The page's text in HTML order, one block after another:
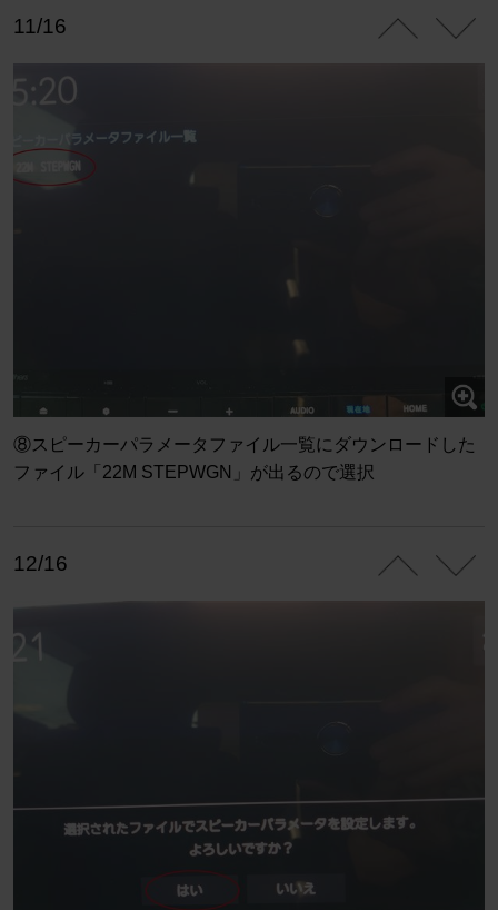
11/16
⑧スピーカーパラメータファイル一覧にダウンロードした
ファイル「22M STEPWGN」が出るので選択
12/16